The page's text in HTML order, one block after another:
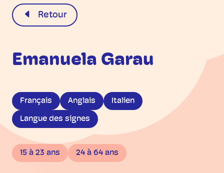
Retour
Emanuela Garau
Français Anglais Italien
Langue des signes
15 à 23 ans 24 à 64 ans